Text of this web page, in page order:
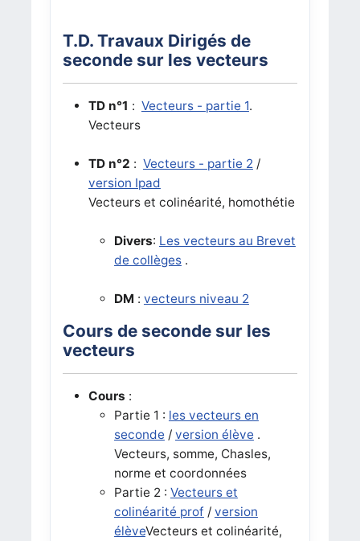
T.D. Travaux Dirigés de
seconde sur les vecteurs
TD n°1 : Vecteurs - partie 1.
Vecteurs
TD n°2 : Vecteurs - partie 2 /
version Ipad
Vecteurs et colinéarité, homothétie
Divers: Les vecteurs au Brevet
de collèges.
DM : vecteurs niveau 2
Cours de seconde sur les
vecteurs
Cours :
Partie 1 : les vecteurs en
seconde / version élève .
Vecteurs, somme, Chasles,
norme et coordonnées
Partie 2 : Vecteurs et
colinéarité prof/ version
élèveVecteurs et colinéarité,